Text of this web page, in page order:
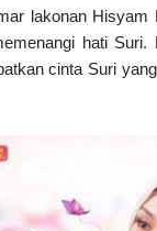
lakonan Hisyam
hati Suri.
cinta Suri